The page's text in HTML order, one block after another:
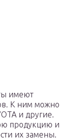
имеют
К ним можно
и другие.
продукцию и
их замены.